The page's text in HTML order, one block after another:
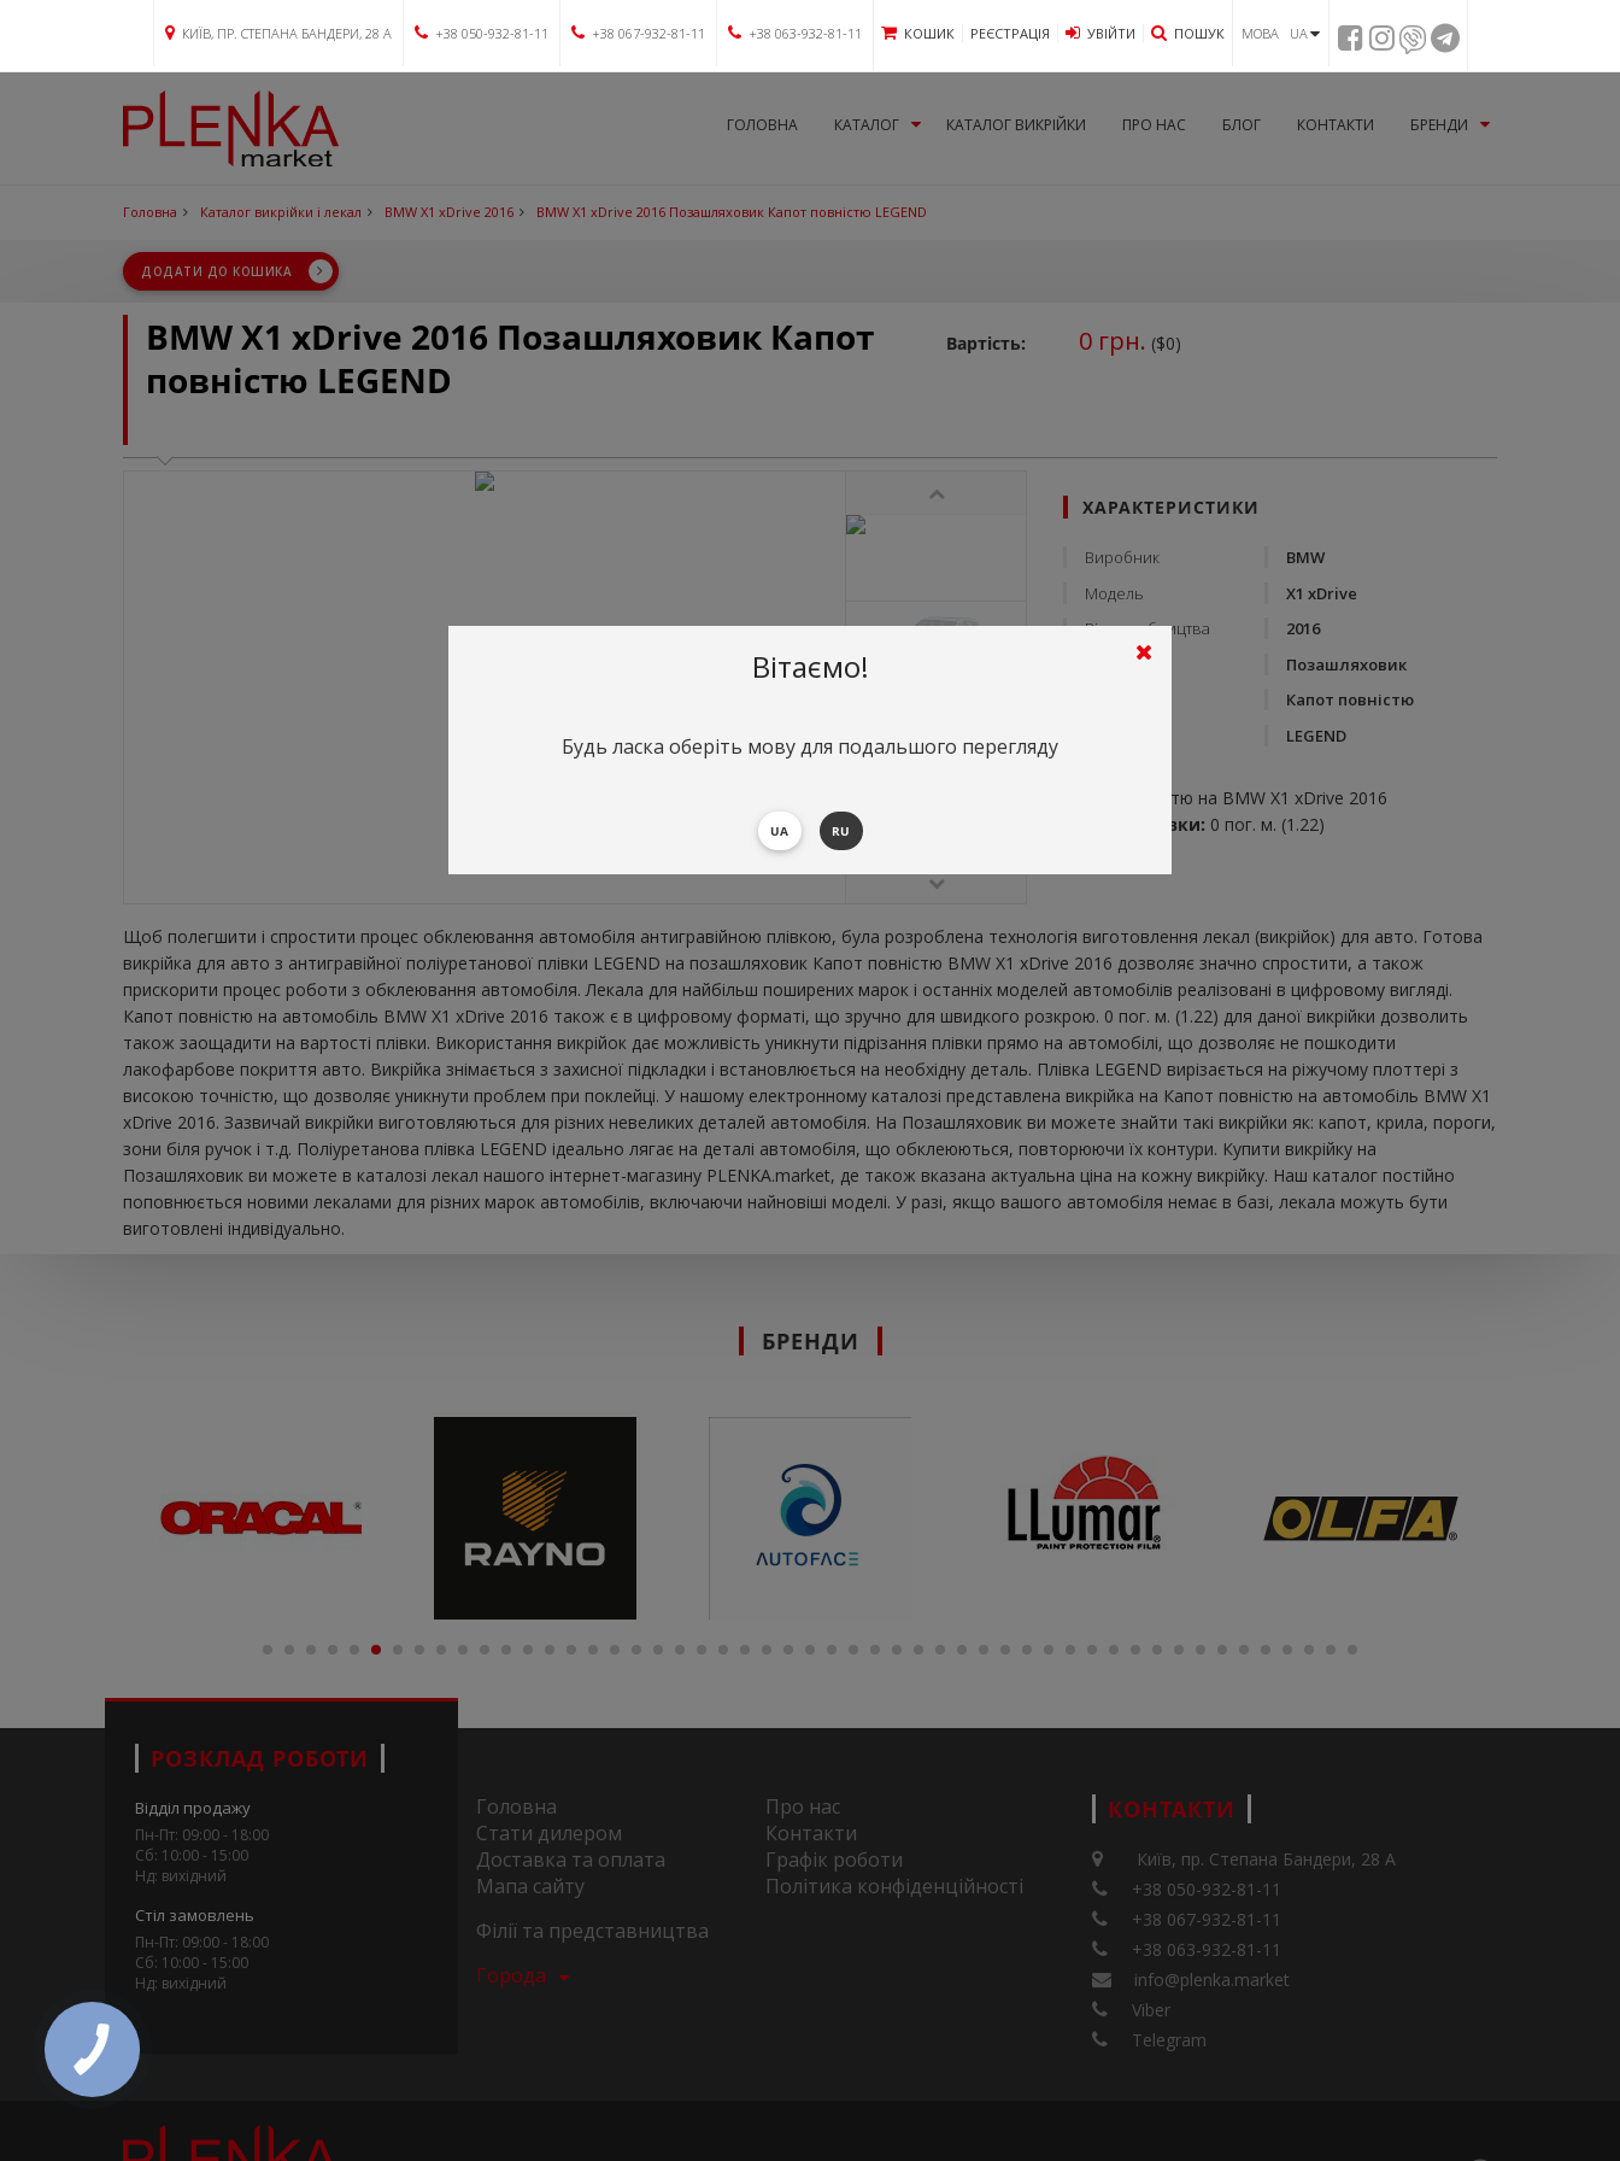
КИЇВ, ПР. СТЕПАНА БАНДЕРИ, 28 А +38 050-932-81-11 +38 067-932-81-11 +38 063-932-81-11 КОШИК РЕЄСТРАЦІЯ УВIЙТИ ПОШУК МОВА UA
ГОЛОВНА КАТАЛОГ КАТАЛОГ ВИКРІЙКИ ПРО НАС БЛОГ КОНТАКТИ БРЕНДИ
Головна Каталог викрійки і лекал BMW X1 xDrive 2016 BMW X1 xDrive 2016 Позашляховик Капот повністю LEGEND
ДОДАТИ ДО КОШИКА
BMW X1 xDrive 2016 Позашляховик Капот
повністю LEGEND
Вартість: 0грн. ($0)
ХАРАКТЕРИСТИКИ
Виробник
BMW
Модель
X1 xDrive
Рік виробництва
2016
Тип кузову
Позашляховик
Капот повністю
LEGEND
Капот повністю на BMW X1 xDrive 2016
Витрата плівки: 0 пог. м. (1.22)
Щоб полегшити і спростити процес обклеювання автомобіля антигравійною плівкою, була розроблена технологія виготовлення лекал (викрійок) для авто. Готова
викрійка для авто з антигравійної поліуретанової плівки LEGEND на позашляховик Капот повністю BMW X1 xDrive 2016 дозволяє значно спростити, а також
прискорити процес роботи з обклеювання автомобіля. Лекала для найбільш поширених марок і останніх моделей автомобілів реалізовані в цифровому вигляді.
Капот повністю на автомобіль BMW X1 xDrive 2016 також є в цифровому форматі, що зручно для швидкого розкрою. 0 пог. м. (1.22) для даної викрійки дозволить
також заощадити на вартості плівки. Використання викрійок дає можливість уникнути підрізання плівки прямо на автомобілі, що дозволяє не пошкодити
лакофарбове покриття авто. Викрійка знімається з захисної підкладки і встановлюється на необхідну деталь. Плівка LEGEND вирізається на ріжучому плоттері з
високою точністю, що дозволяє уникнути проблем при поклейці. У нашому електронному каталозі представлена ​​викрійка на Капот повністю на автомобіль BMW X1
xDrive 2016. Зазвичай викрійки виготовляються для різних невеликих деталей автомобіля. На Позашляховик ви можете знайти такі викрійки як: капот, крила, пороги,
зони біля ручок і т.д. Поліуретанова плівка LEGEND ідеально лягає на деталі автомобіля, що обклеюються, повторюючи їх контури. Купити викрійку на
Позашляховик ви можете в каталозі лекал нашого інтернет-магазину PLENKA.market, де також вказана актуальна ціна на кожну викрійку. Наш каталог постійно
поповнюється новими лекалами для різних марок автомобілів, включаючи найновіші моделі. У разі, якщо вашого автомобіля немає в базі, лекала можуть бути
виготовлені індивідуально.
БРЕНДИ
РОЗКЛАД РОБОТИ
Відділ продажу
Пн-Пт: 09:00 - 18:00
Сб: 10:00 - 15:00
Нд: вихідний
Стіл замовлень
Пн-Пт: 09:00 - 18:00
Сб: 10:00 - 15:00
Нд: вихідний
Головна
Про нас
Стати дилером
Контакти
Доставка та оплата
Графік роботи
Мапа сайту
Політика конфіденційності
Філії та представництва
Города
КОНТАКТИ
Київ, пр. Степана Бандери, 28 А
+38 050-932-81-11
+38 067-932-81-11
+38 063-932-81-11
info@plenka.market
Viber
Telegram
Вітаємо!
Будь ласка оберіть мову для подальшого перегляду
UA RU